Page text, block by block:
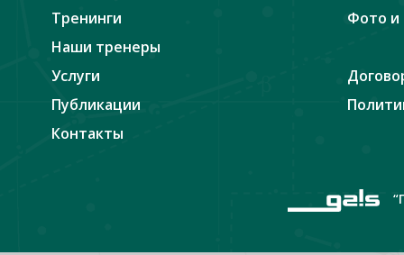
Тренинги
Наши тренеры
Услуги
Публикации
Контакты
Фото и